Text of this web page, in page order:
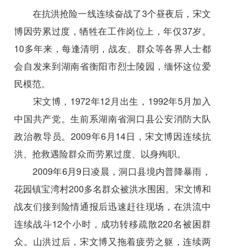
在抗洪抢险一线连续奋战了3个昼夜后，宋文
博因劳累过度，牺牲在工作岗位上，年仅37岁。
10多年来，每逢清明，战友、群众等各界人士都
会自发来到湖南省衡阳市烈士陵园，缅怀这位爱
民模范。
宋文博，1972年12月出生，1992年5月加入
中国共产党。生前系湖南省洞口县公安消防大队
政治教导员。2009年6月14日，宋文博因连续抗
洪、抢救遇险群众而劳累过度、以身殉职。
2009年6月9日凌晨，洞口县境内普降暴雨，
花园镇宝湾村200多名群众被洪水围困。宋文博和
战友们接到险情通报后迅速赶往现场，在洪流中
连续战斗12个小时，成功转移疏散220名被困群
众。山洪过后，宋文博又拖着疲劳之躯，连续两